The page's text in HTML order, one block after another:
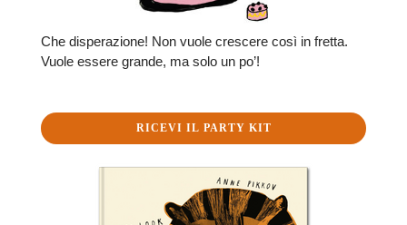
Che disperazione! Non vuole crescere così in fretta.
Vuole essere grande, ma solo un po’!
RICEVI IL PARTY KIT